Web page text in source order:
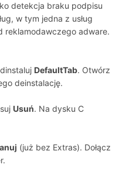
detekcja braku podpisu
w tym jedna z usług
reklamodawczego adware.
DefaultTab. Otwórz
deinstalację.
Usuń. Na dysku C
(już bez Extras). Dołącz